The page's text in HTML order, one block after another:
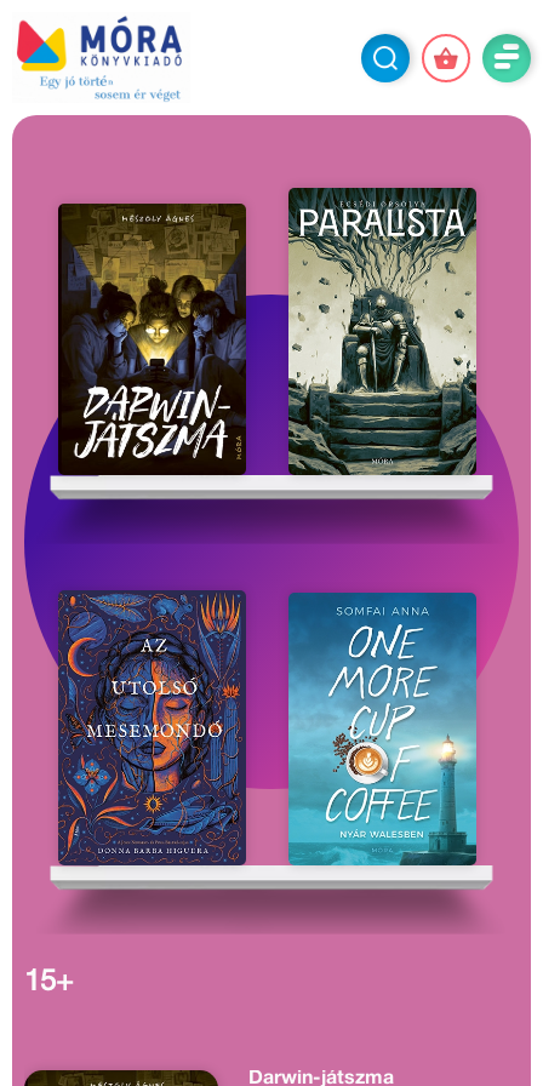
15+
Darwin-játszma